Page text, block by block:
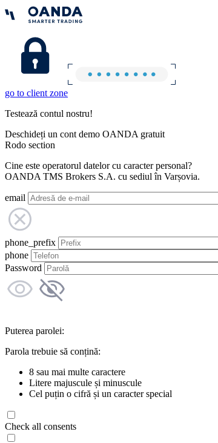
go to client zone
Testează contul nostru!
Deschideți un cont demo OANDA gratuit
Rodo section
Cine este operatorul datelor cu caracter personal?
OANDA TMS Brokers S.A. cu sediul în Varșovia.
email
phone_prefix
phone
Password
Puterea parolei:
Parola trebuie să conțină:
8 sau mai multe caractere
Litere majuscule și minuscule
Cel puțin o cifră și un caracter special
Check all consents